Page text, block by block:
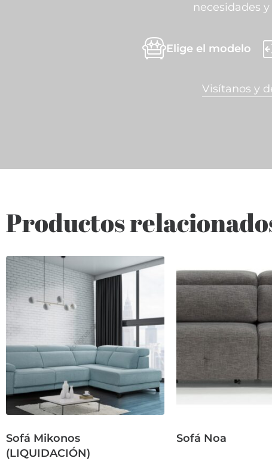
necesidades
Elige el modelo
Visítanos y
Productos
Sofá Mikonos
(LIQUIDACIÓN)
Sofá Noa